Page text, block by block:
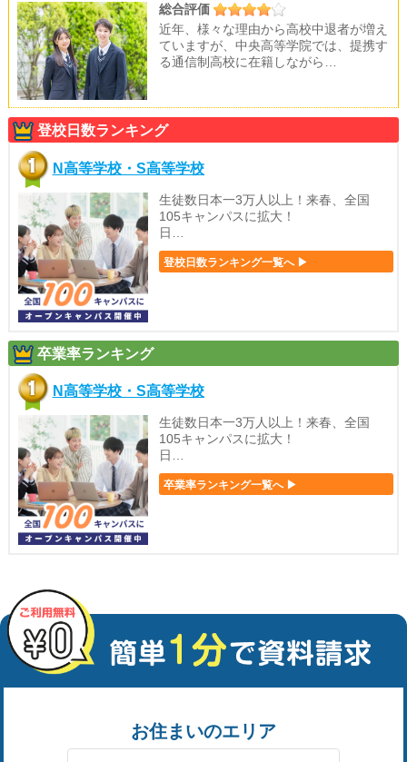
総合評価
近年、様々な理由から高校中退者が増え
ていますが、中央高等学院では、提携す
る通信制高校に在籍しながら…
登校日数ランキング
N高等学校・S高等学校
生徒数日本一3万人以上！来春、全国
105キャンパスに拡大！
日…
登校日数ランキング一覧へ ▶
卒業率ランキング
N高等学校・S高等学校
生徒数日本一3万人以上！来春、全国
105キャンパスに拡大！
日…
卒業率ランキング一覧へ ▶
お住まいのエリア